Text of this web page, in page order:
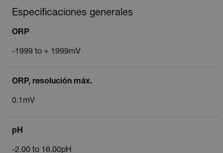
Especificaciones generales
ORP
-1999 to + 1999mV
ORP, resolución máx.
0.1mV
pH
-2.00 to 16.00pH